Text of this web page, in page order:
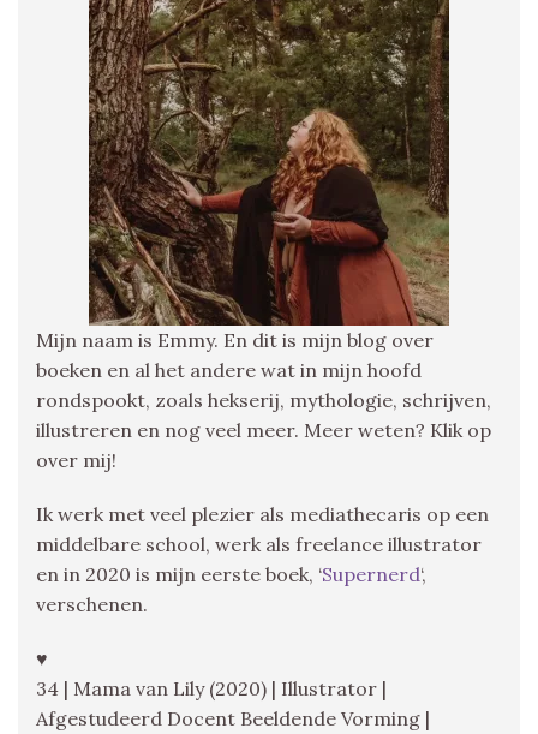
Mijn naam is Emmy. En dit is mijn blog over
boeken en al het andere wat in mijn hoofd
rondspookt, zoals hekserij, mythologie, schrijven,
illustreren en nog veel meer. Meer weten? Klik op
over mij!
Ik werk met veel plezier als mediathecaris op een
middelbare school, werk als freelance illustrator
en in 2020 is mijn eerste boek, ‘Supernerd‘,
verschenen.
♥
34 | Mama van Lily (2020) | Illustrator |
Afgestudeerd Docent Beeldende Vorming |